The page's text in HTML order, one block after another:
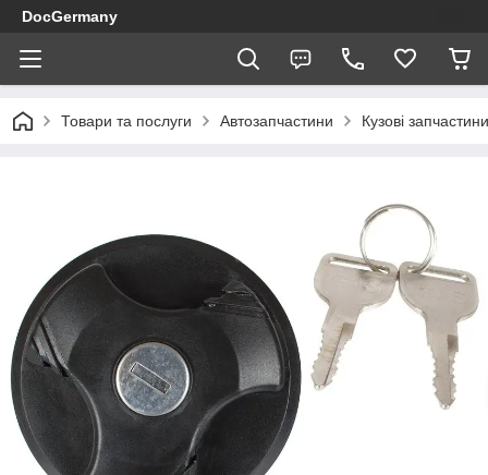
DocGermany
Товари та послуги Автозапчастини Кузові запчастини